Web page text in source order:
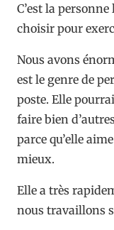
C’est la
choisir pour
Nous avons
est le genre de
poste. Elle
faire bien
parce qu’elle
mieux.
Elle a très
nous travaillons